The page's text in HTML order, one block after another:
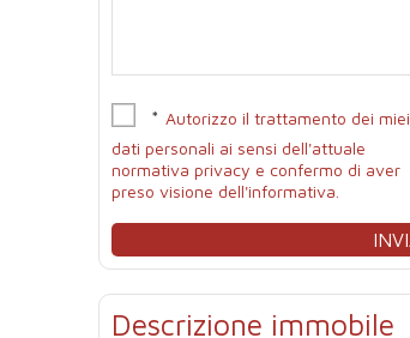
* Autorizzo il trattamento dei miei
dati personali ai sensi dell'attuale
normativa privacy e confermo di aver
preso visione dell'informativa.
Descrizione immobile